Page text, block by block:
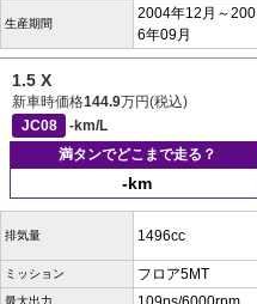
生産期間
2004年12月～200
6年09月
1.5 X
新車時価格144.9万円(税込)
JC08
-km/L
満タンでどこまで走る？
-km
排気量 1496cc
ミッション フロア5MT
最大出力